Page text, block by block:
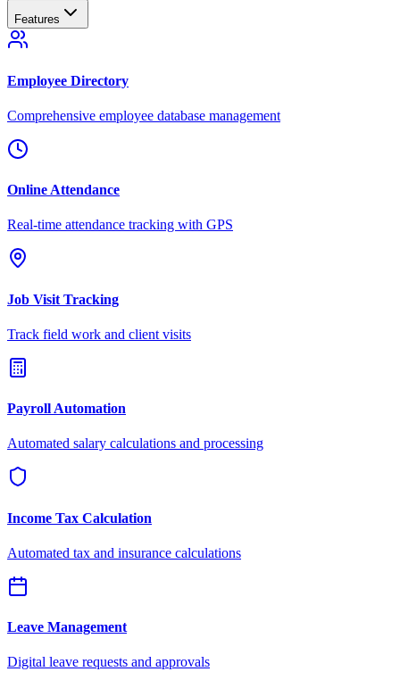
Features
Employee Directory
Comprehensive employee database management
Online Attendance
Real-time attendance tracking with GPS
Job Visit Tracking
Track field work and client visits
Payroll Automation
Automated salary calculations and processing
Income Tax Calculation
Automated tax and insurance calculations
Leave Management
Digital leave requests and approvals